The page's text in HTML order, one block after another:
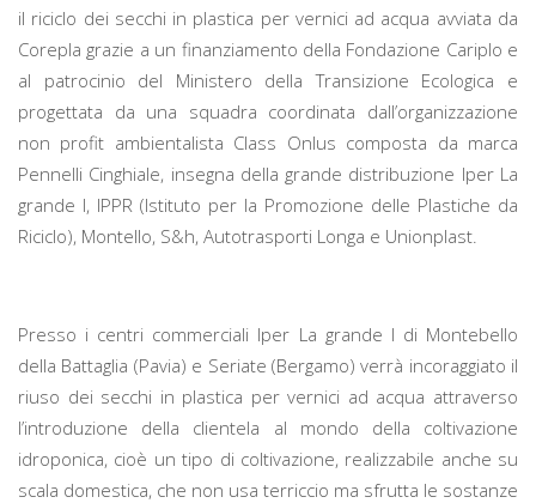
il riciclo dei secchi in plastica per vernici ad acqua avviata da
Corepla grazie a un finanziamento della Fondazione Cariplo e
al patrocinio del Ministero della Transizione Ecologica e
progettata da una squadra coordinata dall’organizzazione
non profit ambientalista Class Onlus composta da marca
Pennelli Cinghiale, insegna della grande distribuzione Iper La
grande I, IPPR (Istituto per la Promozione delle Plastiche da
Riciclo), Montello, S&h, Autotrasporti Longa e Unionplast.
Presso i centri commerciali Iper La grande I di Montebello
della Battaglia (Pavia) e Seriate (Bergamo) verrà incoraggiato il
riuso dei secchi in plastica per vernici ad acqua attraverso
l’introduzione della clientela al mondo della coltivazione
idroponica, cioè un tipo di coltivazione, realizzabile anche su
scala domestica, che non usa terriccio ma sfrutta le sostanze